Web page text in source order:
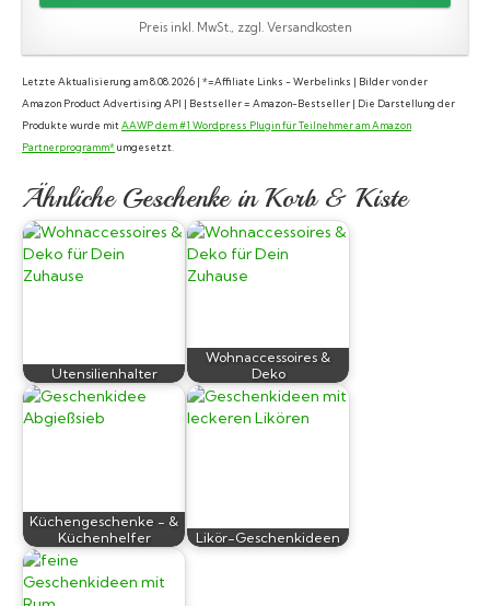
Preis inkl. MwSt., zzgl. Versandkosten
Letzte Aktualisierung am 8.08.2026 | *=Affiliate Links - Werbelinks | Bilder von der
Amazon Product Advertising API | Bestseller = Amazon-Bestseller | Die Darstellung der
Produkte wurde mitAAWP dem #1 Wordpress Plugin für Teilnehmer am Amazon
Partnerprogramm*umgesetzt.
Ähnliche Geschenke in Korb & Kiste
Utensilienhalter
Wohnaccessoires &
Deko
Küchengeschenke - &
Küchenhelfer
Likör-Geschenkideen